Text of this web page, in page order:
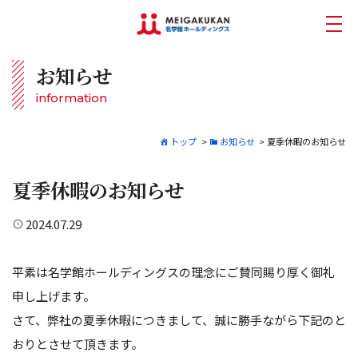
お知らせ
information
トップ > お知らせ > 夏季休暇のお知らせ
夏季休暇のお知らせ
2024.07.29
平素は名学館ホールディングスの理念にご賛同賜り厚く御礼
申し上げます。
さて、弊社の夏季休暇につきまして、誠に勝手ながら下記のと
おりとさせて頂きます。